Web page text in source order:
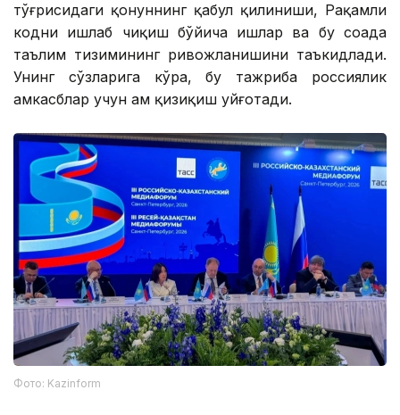
тўғрисидаги қонуннинг қабул қилиниши, Рақамли
кодни ишлаб чиқиш бўйича ишлар ва бу соҳада
таълим тизимининг ривожланишини таъкидлади.
Унинг сўзларига кўра, бу тажриба россиялик
ҳамкасблар учун ҳам қизиқиш уйғотади.
Фото: Kazinform